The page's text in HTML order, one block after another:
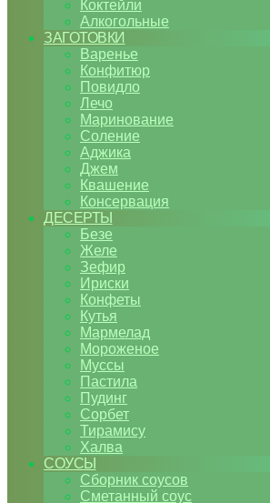
Коктейли
Алкогольные
ЗАГОТОВКИ
Варенье
Конфитюр
Повидло
Лечо
Маринование
Соление
Аджика
Джем
Квашение
Консервация
ДЕСЕРТЫ
Безе
Желе
Зефир
Ириски
Конфеты
Кутья
Мармелад
Мороженое
Муссы
Пастила
Пудинг
Сорбет
Тирамису
Халва
СОУСЫ
Сборник соусов
Сметанный соус